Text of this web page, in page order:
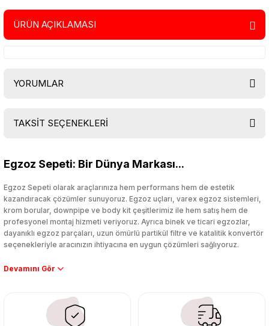
ÜRÜN AÇIKLAMASI
YORUMLAR
TAKSİT SEÇENEKLERİ
Egzoz Sepeti: Bir Dünya Markası...
Egzoz Sepeti olarak araçlarınıza hem performans hem de estetik
kazandıracak çözümler sunuyoruz. Egzoz uçları, varex egzoz sistemleri,
krom borular, downpipe ve body kit çeşitlerimiz ile hem satış hem de
profesyonel montaj hizmeti veriyoruz. Ayrıca binek ve ticari egzozlar,
dayanıklı egzoz parçaları, uzun ömürlü partikül filtre ve katalitik konvertör
seçenekleriyle aracınızın ihtiyacına en uygun çözümleri sağlıyoruz.
Performans artışı isteyen sürücüler için özel performans egzozları ve
çıkma orijinal ürünler ile yenileyebilir, body kit uygulamalarıyla aracınızın
tasarımını ve aerodinamisini üst seviyeye taşıyabilirsiniz.